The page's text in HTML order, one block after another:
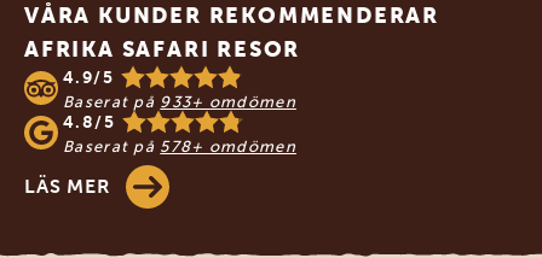
VÅRA KUNDER REKOMMENDERAR
AFRIKA SAFARI RESOR
4.9/5
Baserat på 933+ omdömen
4.8/5
Baserat på 578+ omdömen
LÄS MER